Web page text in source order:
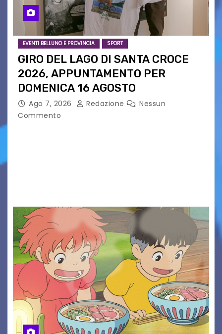
EVENTI BELLUNO E PROVINCIA SPORT
GIRO DEL LAGO DI SANTA CROCE
2026, APPUNTAMENTO PER
DOMENICA 16 AGOSTO
Ago 7, 2026 Redazione
Nessun
Commento